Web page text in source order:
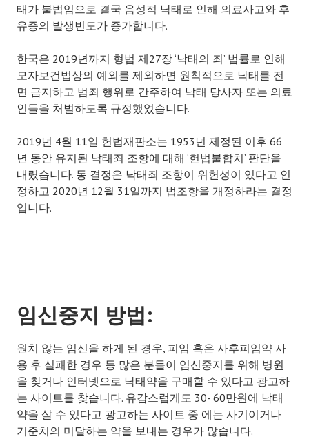
태가 불법임으로 결국 음성적 낙태로 인해 의료사고와 후
유증의 발생빈도가 증가합니다.
한국은 2019년까지 형법 제27장 ‘낙태의 죄’ 법률로 인해
모자보건법상의 예외를 제외하면 원칙적으로 낙태를 전
면 금지하고 범죄 행위로 간주하여 낙태 당사자 또는 의료
인들을 처벌하도록 규정했었습니다.
2019년 4월 11일 헌법재판소는 1953년 제정된 이후 66
년 동안 유지된 낙태죄 조항에 대해 ‘헌법불합치’ 판단을
내렸습니다. 동 결정은 낙태죄 조항이 위헌성이 있다고 인
정하고 2020년 12월 31일까지 법조항을 개정하라는 결정
입니다.
임신중지 방법:
원치 않는 임신을 하게 된 경우, 피임 혹은 사후피임약 사
용 후 실패한 경우 등 많은 분들이 임신중지를 위해 병원
을 찾거나 인터넷으로 낙태약을 구매할 수 있다고 광고하
는 사이트를 찾습니다. 유감스럽게도 30- 60만원에 낙태
약을 살 수 있다고 광고하는 사이트 중 에는 사기이거나
기준치의 미달하는 약을 보내는 경우가 많습니다.